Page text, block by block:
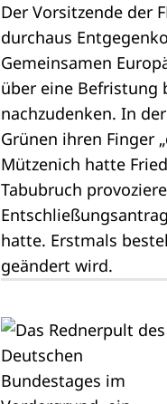
Der Vorsitzende der
durchaus
Gemeinsamen
über eine Befristung
nachzudenken. In
Grünen ihren Finger
Mützenich hatte
Tabubruch
hatte. Erstmals
geändert wird.